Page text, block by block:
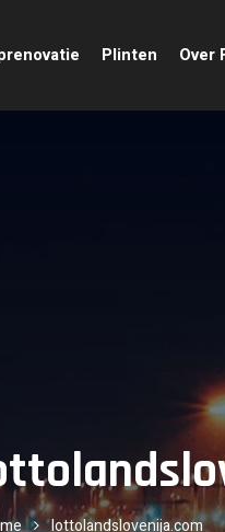
Plinten Over
lottolandslovenija.com